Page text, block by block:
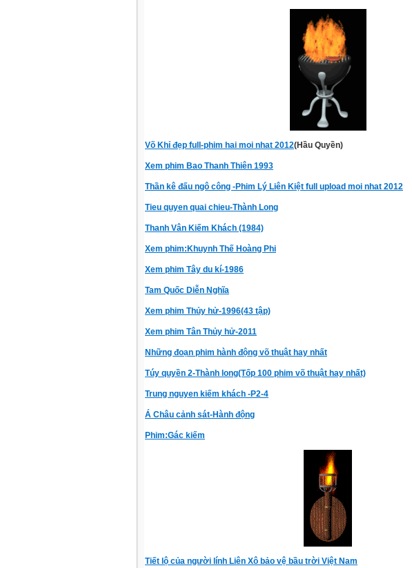
Võ Khỉ đẹp full-phim hai moi nhat 2012(Hầu Quyền)
Xem phim Bao Thanh Thiên 1993
Thần kê đấu ngô công -Phim Lý Liên Kiệt full upload moi nhat 2012
Tieu quyen quai chieu-Thành Long
Thanh Vân Kiếm Khách (1984)
Xem phim:Khuynh Thế Hoàng Phi
Xem phim Tây du kí-1986
Tam Quốc Diễn Nghĩa
Xem phim Thủy hử-1996(43 tập)
Xem phim Tân Thủy hử-2011
Những đoạn phim hành động võ thuật hay nhất
Túy quyền 2-Thành long(Tốp 100 phim võ thuật hay nhất)
Trung nguyen kiếm khách -P2-4
Á Châu cảnh sát-Hành động
Phim:Gác kiếm
Tiết lộ của người lính Liên Xô bảo vệ bầu trời Việt Nam